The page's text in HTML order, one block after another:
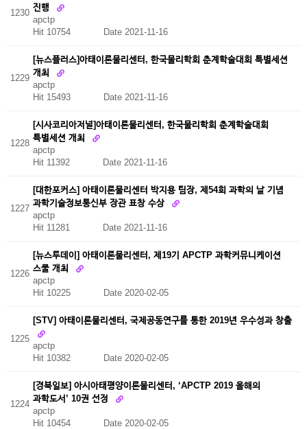
1230
진행
apctp
Hit 10754 Date 2021-11-16
1229
[뉴스플러스]아태이론물리센터, 한국물리학회 춘계학술대회 특별세션
개최
apctp
Hit 15493 Date 2021-11-16
1228
[시사코리아저널]아태이론물리센터, 한국물리학회 춘계학술대회
특별세션 개최
apctp
Hit 11392 Date 2021-11-16
1227
[대한포커스] 아태이론물리센터 박지용 팀장, 제54회 과학의 날 기념
과학기술정보통신부 장관 표창 수상
apctp
Hit 11281 Date 2021-11-16
1226
[뉴스투데이] 아태이론물리센터, 제19기 APCTP 과학커뮤니케이션
스쿨 개최
apctp
Hit 10225 Date 2020-02-05
1225
[STV] 아태이론물리센터, 국제공동연구를 통한 2019년 우수성과 창출
apctp
Hit 10382 Date 2020-02-05
1224
[경북일보] 아시아태평양이론물리센터, ‘APCTP 2019 올해의
과학도서’ 10권 선정
apctp
Hit 10454 Date 2020-02-05